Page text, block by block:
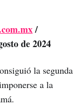
/
de 2024
la segunda
a la